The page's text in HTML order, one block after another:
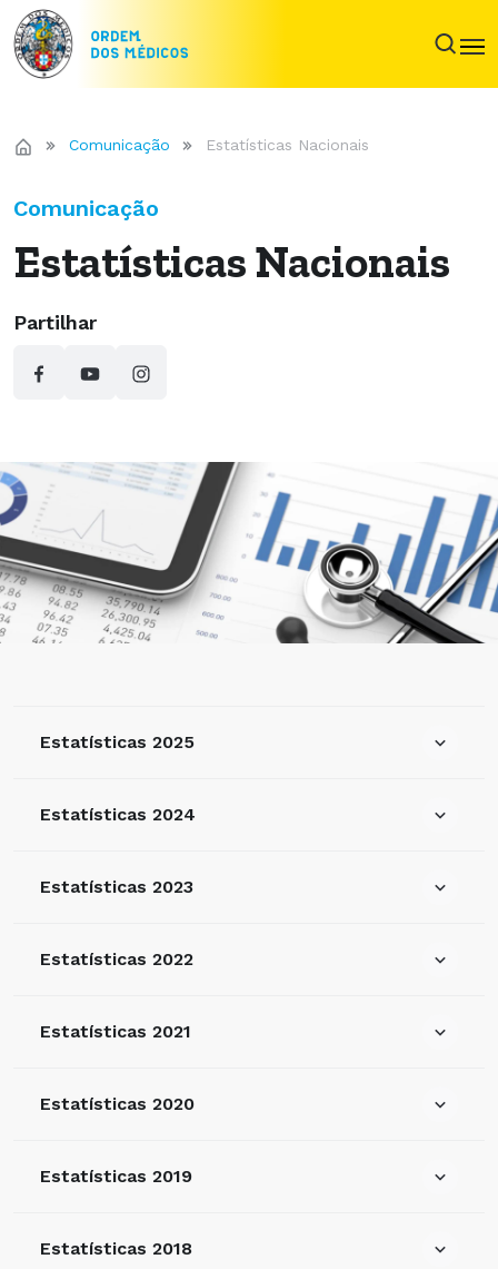
Comunicação Estatísticas Nacionais
Comunicação
Estatísticas Nacionais
Partilhar
Estatísticas 2025
Estatísticas 2024
Estatísticas 2023
Estatísticas 2022
Estatísticas 2021
Estatísticas 2020
Estatísticas 2019
Estatísticas 2018